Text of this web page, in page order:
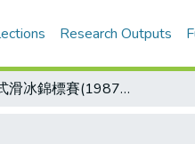
Research Outputs
世界花式滑冰錦標賽(1987年美國) 薇特冰上絕藝完美無疵 世界花式滑冰三度封后 黑妞湯瑪絲亞軍、卡狄薇第三